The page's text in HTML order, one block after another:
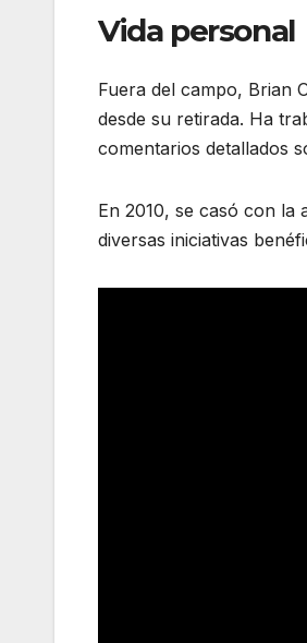
Vida personal
Fuera del campo, Brian
desde su retirada. Ha
comentarios detallados
En 2010, se casó con la
diversas iniciativas